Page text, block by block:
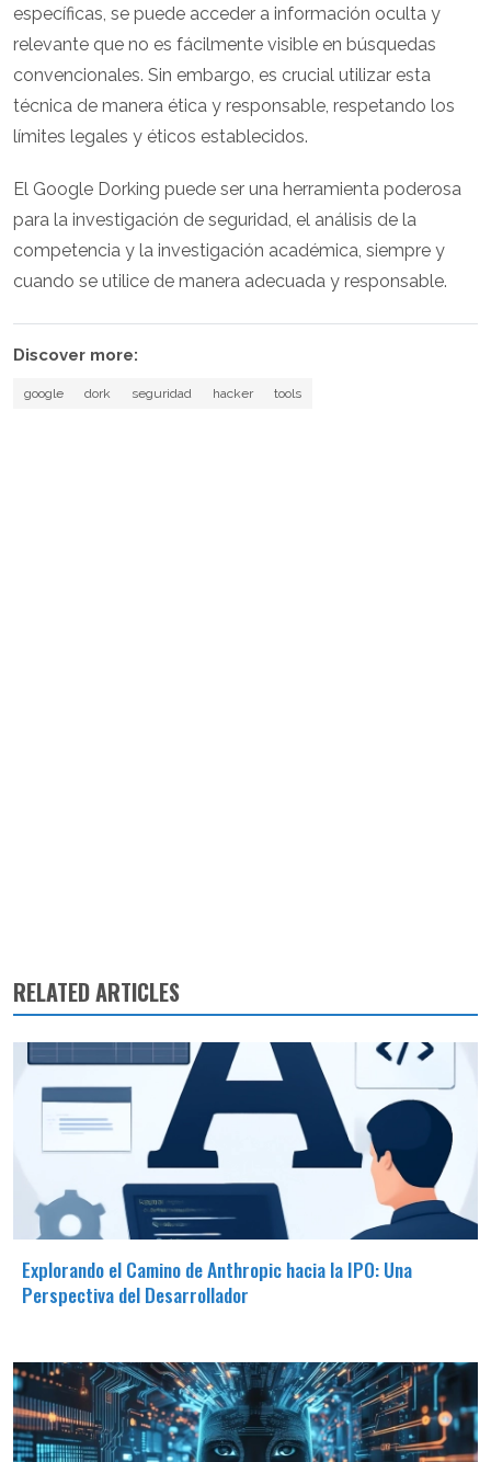
específicas, se puede acceder a información oculta y
relevante que no es fácilmente visible en búsquedas
convencionales. Sin embargo, es crucial utilizar esta
técnica de manera ética y responsable, respetando los
límites legales y éticos establecidos.
El Google Dorking puede ser una herramienta poderosa
para la investigación de seguridad, el análisis de la
competencia y la investigación académica, siempre y
cuando se utilice de manera adecuada y responsable.
Discover more:
google dork seguridad hacker tools
RELATED ARTICLES
Explorando el Camino de Anthropic hacia la IPO: Una
Perspectiva del Desarrollador